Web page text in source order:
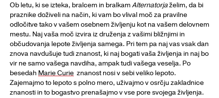
Ob letu, ki se izteka, bralcem in bralkamAlternatorjaželim, da bi
praznike doživeli na način, ki vam bo vlival moč za pravilne
odločitve tako v vašem osebnem življenju kot na vašem delovnem
mestu. Naj vaša moč izvira iz druženja z vašimi bližnjimi in
občudovanja lepote življenja samega. Pri tem pa naj vas vsak dan
znova navdušuje tudi znanost, ki naj bogati vaša življenja in naj bo
vir ne samo vašega navdiha, ampak tudi vašega veselja. Po
besedah Marie Curie znanost nosi v sebi veliko lepoto.
Zajemajmo to lepoto s polno mero, uživajmo v osrčju zakladnice
znanosti in to bogastvo prenašajmo v vse pore svojega življenja.